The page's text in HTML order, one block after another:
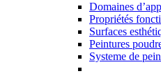
Domaines
Propriétés
Surfaces
Peintures
Systeme de